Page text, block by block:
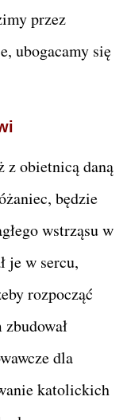
przez
ubogacamy się
z obietnicą daną
będzie
wstrząsu w
je w sercu,
rozpocząć
zbudował
dla
katolickich